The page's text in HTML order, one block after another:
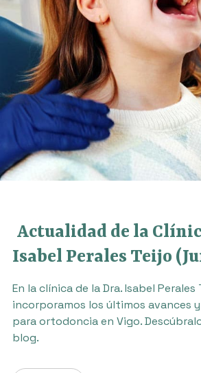
Actualidad de la
Isabel Perales Teijo
En la clínica de la Dra. Isabel Perales
incorporamos los últimos avances
para ortodoncia en Vigo.
blog.